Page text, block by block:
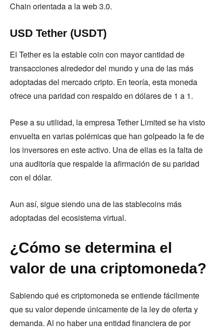
Chain orientada a la web 3.0.
USD Tether (USDT)
El Tether es la estable coin con mayor cantidad de
transacciones alrededor del mundo y una de las más
adoptadas del mercado cripto. En teoría, esta moneda
ofrece una paridad con respaldo en dólares de 1 a 1.
Pese a su utilidad, la empresa Tether Limited se ha visto
envuelta en varias polémicas que han golpeado la fe de
los inversores en este activo. Una de ellas es la falta de
una auditoría que respalde la afirmación de su paridad
con el dólar.
Aun así, sigue siendo una de las stablecoins más
adoptadas del ecosistema virtual.
¿Cómo se determina el
valor de una criptomoneda?
Sabiendo qué es criptomoneda se entiende fácilmente
que su valor depende únicamente de la ley de oferta y
demanda. Al no haber una entidad financiera de por